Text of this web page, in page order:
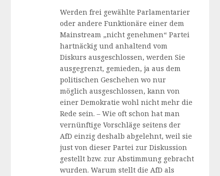
Werden frei gewählte Parlamentarier
oder andere Funktionäre einer dem
Mainstream „nicht genehmen“ Partei
hartnäckig und anhaltend vom
Diskurs ausgeschlossen, werden Sie
ausgegrenzt, gemieden, ja aus dem
politischen Geschehen wo nur
möglich ausgeschlossen, kann von
einer Demokratie wohl nicht mehr die
Rede sein. – Wie oft schon hat man
vernünftige Vorschläge seitens der
AfD einzig deshalb abgelehnt, weil sie
just von dieser Partei zur Diskussion
gestellt bzw. zur Abstimmung gebracht
wurden. Warum stellt die AfD als